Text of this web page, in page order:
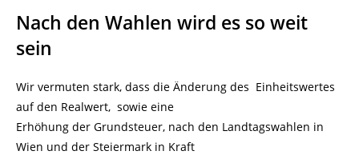
Nach den Wahlen wird es so weit
sein
Wir vermuten stark, dass die Änderung des Einheitswertes
auf den Realwert, sowie eine
Erhöhung der Grundsteuer, nach den Landtagswahlen in
Wien und der Steiermark in Kraft